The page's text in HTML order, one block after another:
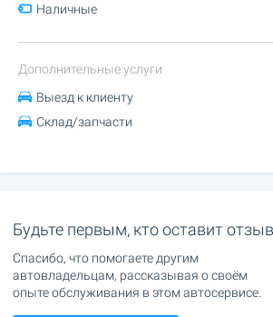
Наличные
Дополнительные услуги
Выезд к клиенту
Склад/запчасти
Будьте первым, кто оставит отзыв
Спасибо, что помогаете другим
автовладельцам, рассказывая о своём
опыте обслуживания в этом автосервисе.